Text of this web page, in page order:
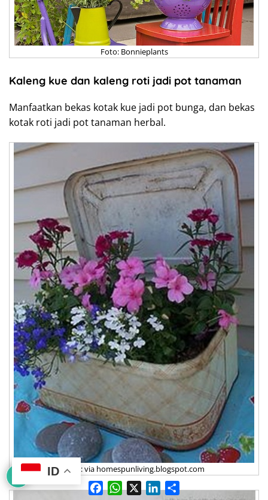
Foto: Bonnieplants
Kaleng kue dan kaleng roti jadi pot tanaman
Manfaatkan bekas kotak kue jadi pot bunga, dan bekas
kotak roti jadi pot tanaman herbal.
Foto: via homespunliving.blogspot.com
W
h
ID